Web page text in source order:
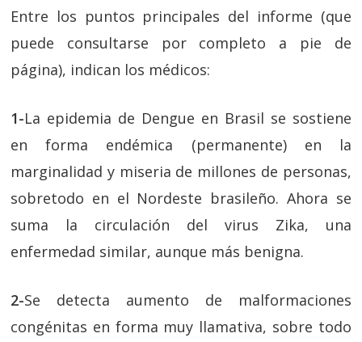
Entre los puntos principales del informe (que
puede consultarse por completo a pie de
página), indican los médicos:
1-La epidemia de Dengue en Brasil se sostiene
en forma endémica (permanente) en la
marginalidad y miseria de millones de personas,
sobretodo en el Nordeste brasileño. Ahora se
suma la circulación del virus Zika, una
enfermedad similar, aunque más benigna.
2-Se detecta aumento de malformaciones
congénitas en forma muy llamativa, sobre todo